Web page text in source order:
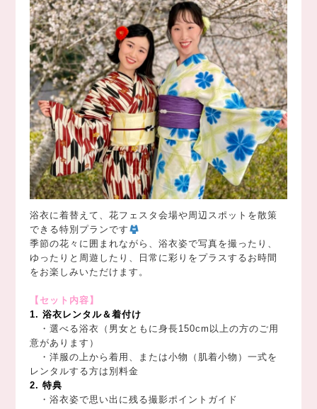
浴衣に着替えて、花フェスタ会場や周辺スポットを散策
できる特別プランです
季節の花々に囲まれながら、浴衣姿で写真を撮ったり、
ゆったりと周遊したり、日常に彩りをプラスするお時間
をお楽しみいただけます。
【セット内容】
1. 浴衣レンタル＆着付け
・選べる浴衣（男女ともに身長150cm以上の方のご用
意があります）
・洋服の上から着用、または小物（肌着小物）一式を
レンタルする方は別料金
2. 特典
・浴衣姿で思い出に残る撮影ポイントガイド